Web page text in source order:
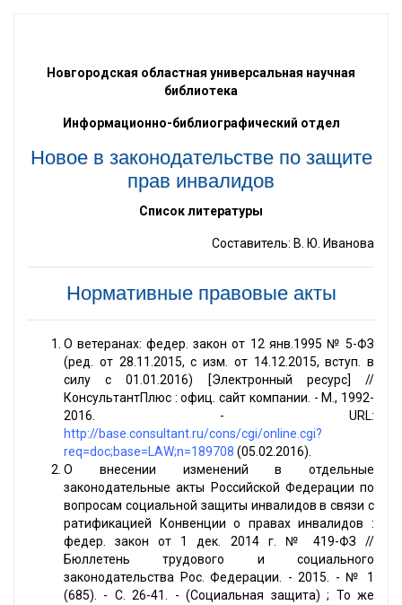
Новгородская областная универсальная научная
библиотека
Информационно-библиографический отдел
Новое в законодательстве по защите
прав инвалидов
Список литературы
Составитель: В. Ю. Иванова
Нормативные правовые акты
О ветеранах: федер. закон от 12 янв.1995 № 5-ФЗ
(ред. от 28.11.2015, с изм. от 14.12.2015, вступ. в
силу с 01.01.2016) [Электронный ресурс] //
КонсультантПлюс : офиц. сайт компании. - М., 1992-
2016. - URL:
http://base.consultant.ru/cons/cgi/online.cgi?
req=doc;base=LAW;n=189708 (05.02.2016).
О внесении изменений в отдельные
законодательные акты Российской Федерации по
вопросам социальной защиты инвалидов в связи с
ратификацией Конвенции о правах инвалидов :
федер. закон от 1 дек. 2014 г. № 419-ФЗ //
Бюллетень трудового и социального
законодательства Рос. Федерации. - 2015. - № 1
(685). - С. 26-41. - (Социальная защита) ; То же